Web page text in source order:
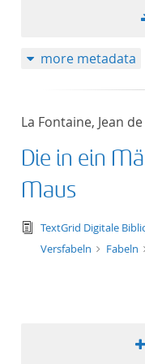
more metadata
La Fontaine, Jean de
Die in ein
Maus
text/
TextGrid Digitale
Versfabeln
Fabeln